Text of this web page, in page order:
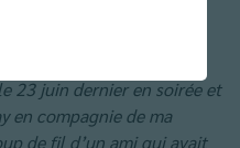
insurmontable. Les
23 juin dernier en soirée et
en compagnie de ma
de fil d’un ami qui avait